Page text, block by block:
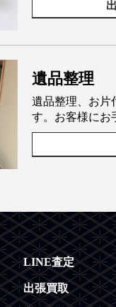
遺品整理
遺品整理、お片
す。お客様にお
LINE査定
出張買取